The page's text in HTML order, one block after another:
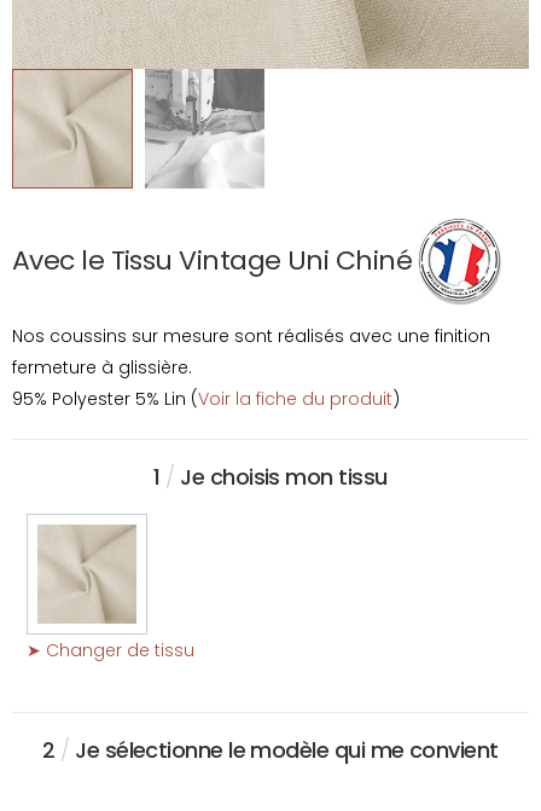
Avec le Tissu Vintage Uni Chiné
Nos coussins sur mesure sont réalisés avec une finition
fermeture à glissière.
95% Polyester 5% Lin (Voir la fiche du produit)
1 / Je choisis mon tissu
➤ Changer de tissu
2 / Je sélectionne le modèle qui me convient